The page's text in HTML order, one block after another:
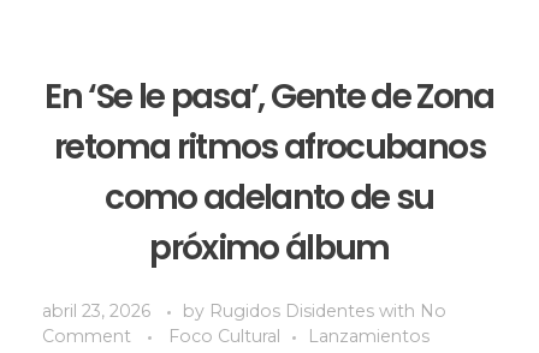
En ‘Se le pasa’, Gente de Zona
retoma ritmos afrocubanos
como adelanto de su
próximo álbum
abril 23, 2026 by Rugidos Disidentes with No
Comment
Foco Cultural Lanzamientos